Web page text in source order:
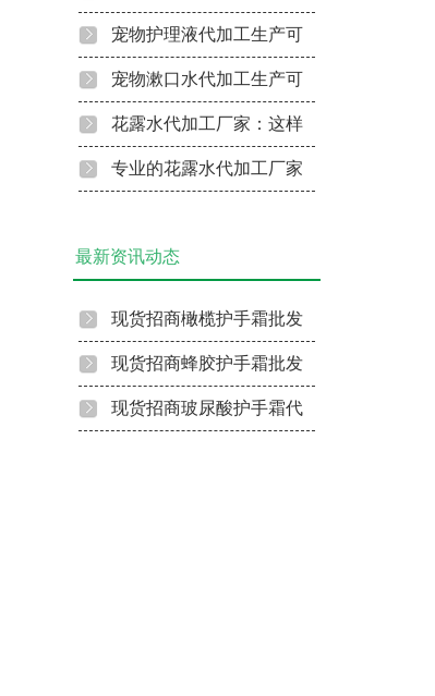
宠物护理注意这几点！
宠物护理液代加工生产可
以分为这几种成分的！
宠物漱口水代加工生产可
以做这几类！
花露水代加工厂家：这样
生产的花露水才安全
专业的花露水代加工厂家
最新资讯动态
现货招商橄榄护手霜批发
代理
现货招商蜂胶护手霜批发
代理
现货招商玻尿酸护手霜代